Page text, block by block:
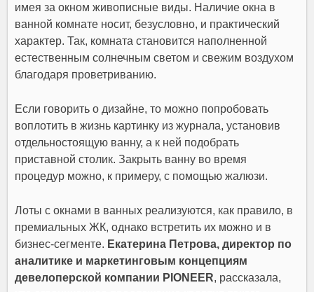
имея за окном живописные виды. Наличие окна в
ванной комнате носит, безусловно, и практический
характер. Так, комната становится наполненной
естественным солнечным светом и свежим воздухом
благодаря проветриванию.
Если говорить о дизайне, то можно попробовать
воплотить в жизнь картинку из журнала, установив
отдельностоящую ванну, а к ней подобрать
приставной столик. Закрыть ванну во время
процедур можно, к примеру, с помощью жалюзи.
Лоты с окнами в ванных реализуются, как правило, в
премиальных ЖК, однако встретить их можно и в
бизнес-сегменте. Екатерина Петрова, директор по
аналитике и маркетинговым концепциям
девелоперской компании PIONEER, рассказала,